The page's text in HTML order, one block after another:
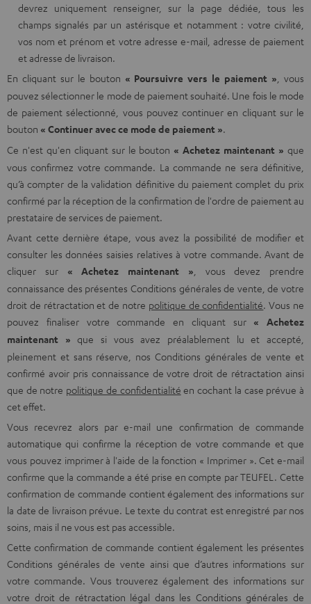
devrez uniquement renseigner, sur la page dédiée, tous les
champs signalés par un astérisque et notamment : votre civilité,
vos nom et prénom et votre adresse e-mail, adresse de paiement
et adresse de livraison.
En cliquant sur le bouton « Poursuivre vers le paiement » , vous
pouvez sélectionner le mode de paiement souhaité. Une fois le mode
de paiement sélectionné, vous pouvez continuer en cliquant sur le
bouton « Continuer avec ce mode de paiement ».
Ce n'est qu'en cliquant sur le bouton « Achetez maintenant » que
vous confirmez votre commande. La commande ne sera définitive,
qu’à compter de la validation définitive du paiement complet du prix
confirmé par la réception de la confirmation de l'ordre de paiement au
prestataire de services de paiement.
Avant cette dernière étape, vous avez la possibilité de modifier et
consulter les données saisies relatives à votre commande. Avant de
cliquer sur « Achetez maintenant » , vous devez prendre
connaissance des présentes Conditions générales de vente, de votre
droit de rétractation et de notre politique de confidentialité. Vous ne
pouvez finaliser votre commande en cliquant sur « Achetez
maintenant » que si vous avez préalablement lu et accepté,
pleinement et sans réserve, nos Conditions générales de vente et
confirmé avoir pris connaissance de votre droit de rétractation ainsi
que de notre politique de confidentialité en cochant la case prévue à
cet effet.
Vous recevrez alors par e-mail une confirmation de commande
automatique qui confirme la réception de votre commande et que
vous pouvez imprimer à l'aide de la fonction « Imprimer ». Cet e-mail
confirme que la commande a été prise en compte par TEUFEL. Cette
confirmation de commande contient également des informations sur
la date de livraison prévue. Le texte du contrat est enregistré par nos
soins, mais il ne vous est pas accessible.
Cette confirmation de commande contient également les présentes
Conditions générales de vente ainsi que d’autres informations sur
votre commande. Vous trouverez également des informations sur
votre droit de rétractation légal dans les Conditions générales de